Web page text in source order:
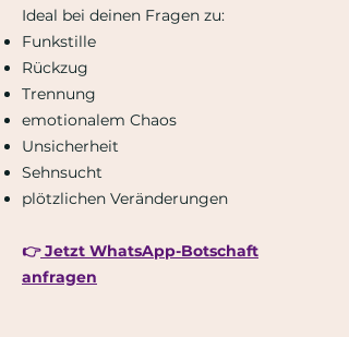
Ideal bei deinen Fragen zu:
Funkstille
Rückzug
Trennung
emotionalem Chaos
Unsicherheit
Sehnsucht
plötzlichen Veränderungen
👉Jetzt WhatsApp-Botschaft
anfragen